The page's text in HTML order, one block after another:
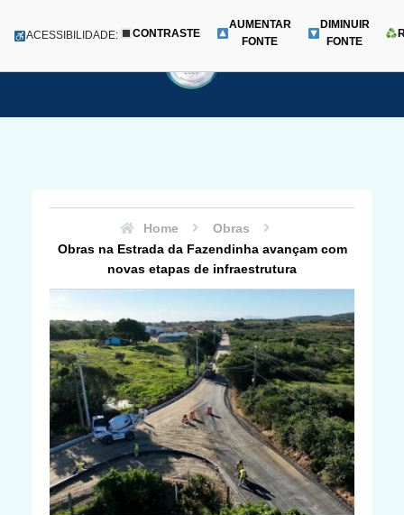
para
Menu
ACESSIBILIDADE: CONTRASTE
AUMENTAR
FONTE
DIMINUIR
FONTE
Home
Obras
Obras na Estrada da Fazendinha avançam com
novas etapas de infraestrutura